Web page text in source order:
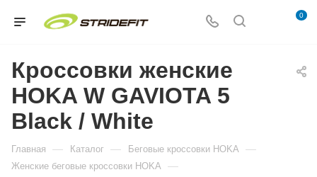
0
Кроссовки женские
HOKA W GAVIOTA 5
Black / White
Главная — Каталог — Беговые кроссовки HOKA —
Женские беговые кроссовки HOKA —